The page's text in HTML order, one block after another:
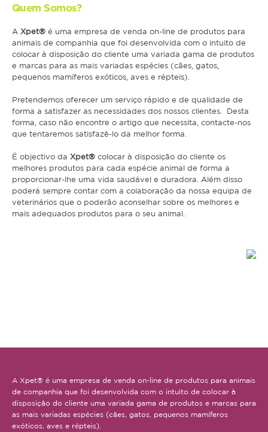
Júnior
Adulto
Sénior
Gato
Júnior
Adulto
Pequenos Mamíferos
Coelho
Esquilo
Aves
Quem Somos?
A Xpet® é uma empresa de venda on-line de produtos para
animais de companhia que foi desenvolvida com o intuito de
colocar à disposição do cliente uma variada gama de produtos
e marcas para as mais variadas espécies (cães, gatos,
pequenos mamíferos exóticos, aves e répteis).
Pretendemos oferecer um serviço rápido e de qualidade de
forma a satisfazer as necessidades dos nossos clientes. Desta
forma, caso não encontre o artigo que necessita, contacte-nos
que tentaremos satisfazê-lo da melhor forma.
É objectivo da Xpet® colocar à disposição do cliente os
melhores produtos para cada espécie animal de forma a
proporcionar-lhe uma vida saudável e duradora. Além disso
poderá sempre contar com a colaboração da nossa equipa de
veterinários que o poderão aconselhar sobre os melhores e
mais adequados produtos para o seu animal.
A Xpet® é uma empresa de venda on-line de produtos para animais
de companhia que foi desenvolvida com o intuito de colocar à
disposição do cliente uma variada gama de produtos e marcas para
as mais variadas espécies (cães, gatos, pequenos mamíferos
exóticos, aves e répteis).